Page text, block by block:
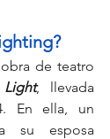
de teatro
Light, llevada
En ella, un
su esposa